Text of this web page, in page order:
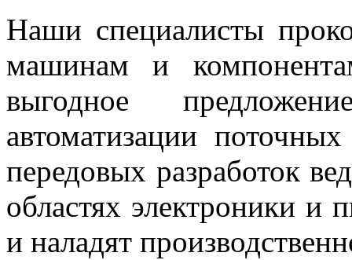
Наши специалисты
машинам и
выгодное
автоматизации
передовых разработок
областях электроники и
и наладят